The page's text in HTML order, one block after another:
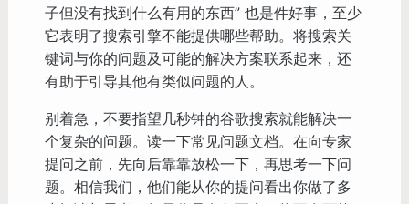
子但没有找到什么有用的东西” 也是件好事，至少
它表明了搜索引擎不能提供哪些帮助。将搜索关
键词与你的问题及可能的解决方案联系起来，还
有助于引导其他有类似问题的人。
别着急，不要指望几秒钟的谷歌搜索就能解决一
个复杂的问题。读一下常见问题文档。在向专家
提问之前，先向后靠靠放松一下，再思考一下问
题。相信我们，他们能从你的提问看出你做了多